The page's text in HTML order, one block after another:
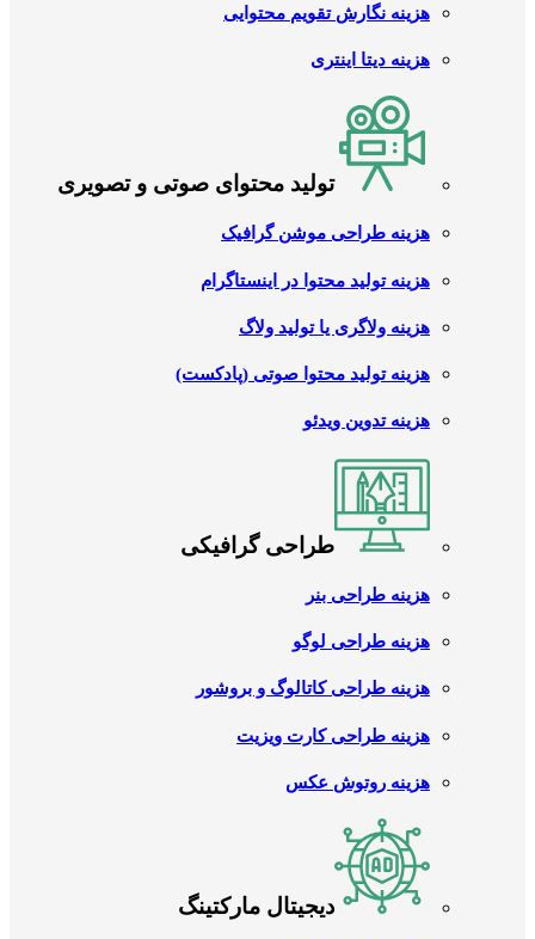
هزینه نگارش تقویم محتوایی
هزینه دیتا اینتری
تولید محتوای صوتی و تصویری
هزینه طراحی موشن گرافیک
هزینه تولید محتوا در اینستاگرام
هزینه ولاگری یا تولید ولاگ
هزینه تولید محتوا صوتی (پادکست)
هزینه تدوین ویدئو
طراحی گرافیکی
هزینه طراحی بنر
هزینه طراحی لوگو
هزینه طراحی کاتالوگ و بروشور
هزینه طراحی کارت ویزیت
هزینه روتوش عکس
دیجیتال مارکتینگ